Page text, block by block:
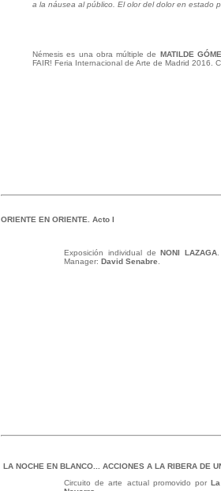
a la náusea al público. El olor del dolor en estado
Némesis es una obra múltiple de MATILDE
FAIR! Feria Internacional de Arte de Madrid 2016.
ORIENTE EN ORIENTE. Acto I
Exposición individual deNONI LAZAGA
Manager: David Senabre
LA NOCHE EN BLANCO...
ACCIONES A LA RIBERA DE
Circuito de arte actual promovido por